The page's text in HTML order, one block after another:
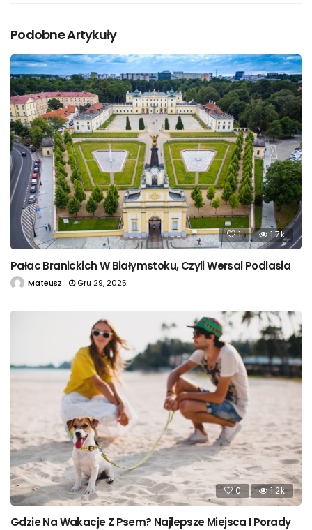
Podobne Artykuły
1 1.7k
Pałac Branickich W Białymstoku, Czyli Wersal Podlasia
Mateusz Gru 29, 2025
0 1.2k
Gdzie Na Wakacje Z Psem? Najlepsze Miejsca I Porady